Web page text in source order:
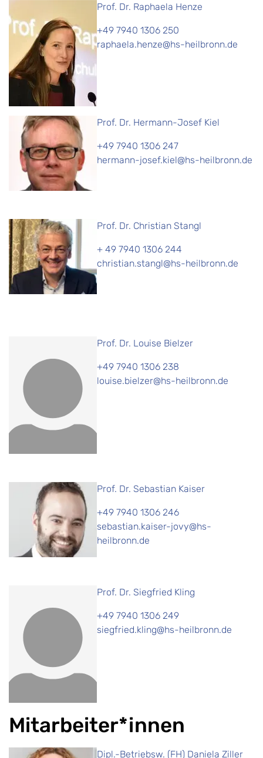
Prof. Dr. Raphaela Henze
+49 7940 1306 250
raphaela.henze@hs-heilbronn.de
Prof. Dr. Hermann-Josef Kiel
+49 7940 1306 247
hermann-josef.kiel@hs-heilbronn.de
Prof. Dr. Christian Stangl
+ 49 7940 1306 244
christian.stangl@hs-heilbronn.de
Prof. Dr. Louise Bielzer
+49 7940 1306 238
louise.bielzer@hs-heilbronn.de
Prof. Dr. Sebastian Kaiser
+49 7940 1306 246
sebastian.kaiser-jovy@hs-
heilbronn.de
Prof. Dr. Siegfried Kling
+49 7940 1306 249
siegfried.kling@hs-heilbronn.de
Mitarbeiter*innen
Dipl.-Betriebsw. (FH) Daniela Ziller